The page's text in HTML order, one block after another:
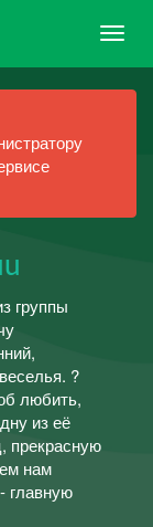
группы
?
любить,
из её
прекрасную
нам
главную